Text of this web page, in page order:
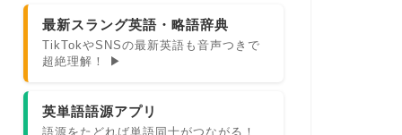
最新スラング英語・略語辞典
TikTokやSNSの最新英語も音声つきで
超絶理解！ ▶
英単語語源アプリ
語源をたどれば単語同士がつながる！